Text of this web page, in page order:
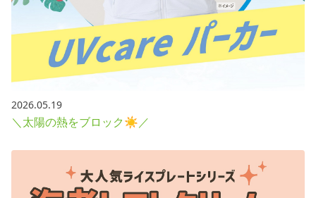
2026.05.19
＼太陽の熱をブロック☀／